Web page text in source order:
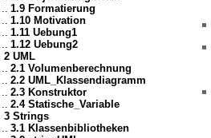
.. 1.9 Formatierung
.. 1.10 Motivation
.. 1.11 Uebung1
.. 1.12 Uebung2
2 UML
.. 2.1 Volumenberechnung
.. 2.2 UML_Klassendiagramm
.. 2.3 Konstruktor
.. 2.4 Statische_Variable
3 Strings
.. 3.1 Klassenbibliotheken